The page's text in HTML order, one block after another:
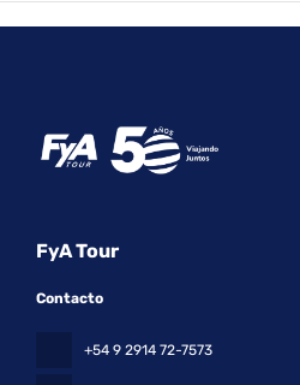
FyA Tour
Contacto
+54 9 2914 72-7573